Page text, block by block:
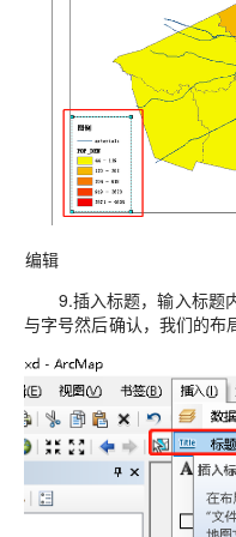
编辑
9.插入标题，输入标题
与字号然后确认，我们的布